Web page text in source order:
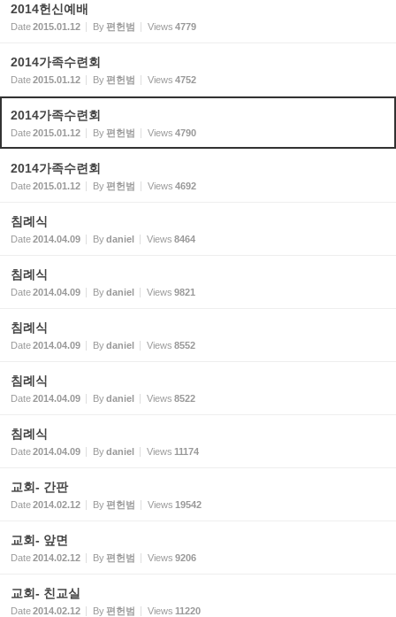
2014헌신예배
Date2015.01.12 By편헌범 Views 4779
2014가족수련회
Date2015.01.12 By편헌범 Views 4752
2014가족수련회
Date2015.01.12 By편헌범 Views 4790
2014가족수련회
Date2015.01.12 By편헌범 Views 4692
침례식
Date2014.04.09 Bydaniel Views 8464
침례식
Date2014.04.09 Bydaniel Views 9821
침례식
Date2014.04.09 Bydaniel Views 8552
침례식
Date2014.04.09 Bydaniel Views 8522
침례식
Date2014.04.09 Bydaniel Views 11174
교회- 간판
Date2014.02.12 By편헌범 Views 19542
교회- 앞면
Date2014.02.12 By편헌범 Views 9206
교회- 친교실
Date2014.02.12 By편헌범 Views 11220